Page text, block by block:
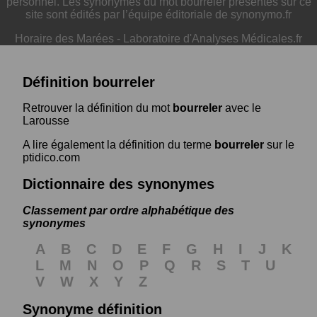
site sont édités par l’équipe éditoriale de synonymo.fr
Horaire des Marées - Laboratoire d'Analyses Médicales.fr
Définition bourreler
Retrouver la définition du mot bourreler avec le
Larousse
A lire également la définition du terme bourreler sur le
ptidico.com
Dictionnaire des synonymes
Classement par ordre alphabétique des
synonymes
A B C D E F G H I J
K
L
M N O P Q R S T
U
V
W X Y
Z
Synonyme définition